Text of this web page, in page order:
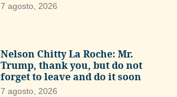
7 agosto, 2026
Nelson Chitty La Roche: Mr.
Trump, thank you, but do not
forget to leave and do it soon
7 agosto, 2026